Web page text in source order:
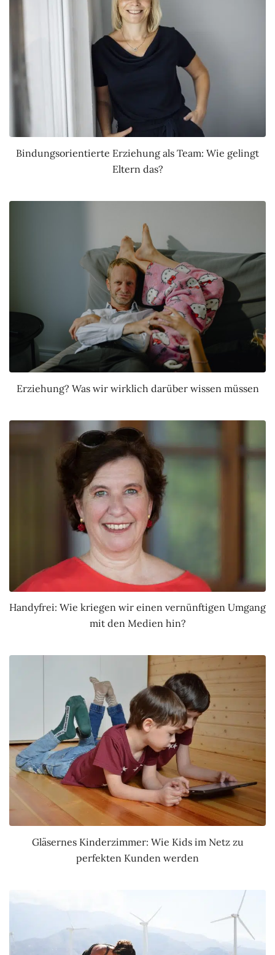
Bindungsorientierte Erziehung als Team: Wie gelingt
Eltern das?
Erziehung? Was wir wirklich darüber wissen müssen
Handyfrei: Wie kriegen wir einen vernünftigen Umgang
mit den Medien hin?
Gläsernes Kinderzimmer: Wie Kids im Netz zu
perfekten Kunden werden